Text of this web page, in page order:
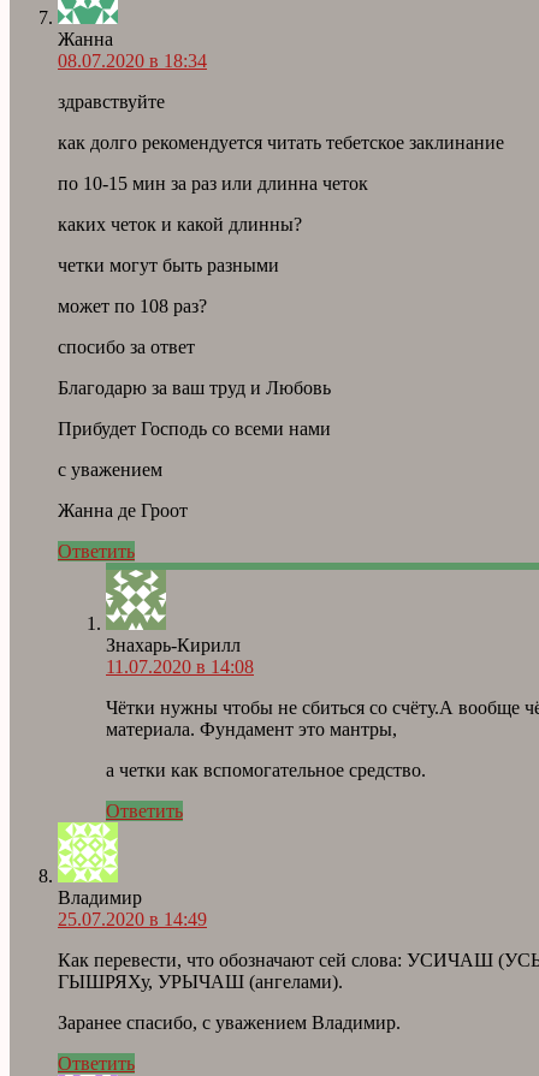
Жанна
08.07.2020 в 18:34
здравствуйте
как долго рекомендуется читать тебетское заклинание
по 10-15 мин за раз или длинна четок
каких четок и какой длинны?
четки могут быть разными
может по 108 раз?
спосибо за ответ
Благодарю за ваш труд и Любовь
Прибудет Господь со всеми нами
с уважением
Жанна де Гроот
Ответить
Знахарь-Кирилл
11.07.2020 в 14:08
Чётки нужны чтобы не сбиться со счёту.А
материала. Фундамент это мантры,
а четки как вспомогательное средство.
Ответить
Владимир
25.07.2020 в 14:49
Как перевести, что обозначают сей слова:
ГЫШРЯХу, УРЫЧАШ (ангелами).
Заранее спасибо, с уважением Владимир.
Ответить